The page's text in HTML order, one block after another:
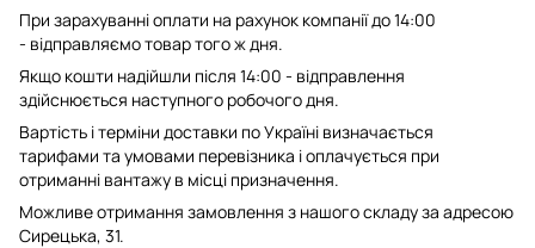
При зарахуванні оплати на рахунок компанії до 14:00
- відправляємо товар того ж дня.
Якщо кошти надійшли після 14:00 - відправлення
здійснюється наступного робочого дня.
Вартість і терміни доставки по Україні визначається
тарифами та умовами перевізника і оплачується при
отриманні вантажу в місці призначення.
Можливе отримання замовлення з нашого складу за адресою
Сирецька, 31.